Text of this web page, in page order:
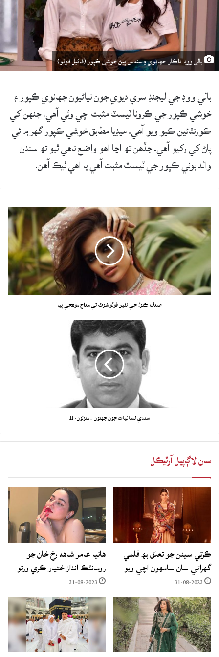
بالي ووڊ اداڪارا جهانوي ۽ سندس ڀيڻ خوشي ڪپور (فائيل فوٽو)
بالي ووڊ جي ليجنڊ سري ديوي جون نياڻيون جهانوي ڪپور ۽
خوشي ڪپور جي ڪرونا ٽيسٽ مثبت اچي وئي آهي، جنهن کي
ڪورنٽائين ڪيو ويو آهي. ميڊيا مطابق خوشي ڪپور گهر ۾ ئي
پاڻ کي رکيو آهي. جڏهن تھ اڃا اهو واضع ناهي ٿيو تھ سندن
والد بوني ڪپور جي ٽيسٽ مثبت آهي يا اهي ٺيڪ آهن.
صدف ڪنول جي نئين فوٽو شوٽ تي مداح موهجي پيا
سنڌي لسانيات جون جهتون ۽ منزلون- II
سان لاڳاپيل آرٽيڪل
ڪرتي سينن جو تعلق بھ فلمي
گهراڻي سان سامهون اچي ويو
31-08-2023
هانيا عامر شاهه رخ خان جو
رومانٽڪ انداز ختيار ڪري ورتو
31-08-2023